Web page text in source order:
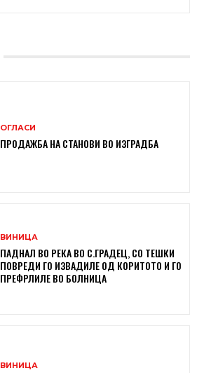
ОГЛАСИ
ПРОДАЖБА НА СТАНОВИ ВО ИЗГРАДБА
ВИНИЦА
ПАДНАЛ ВО РЕКА ВО С.ГРАДЕЦ, СО ТЕШКИ
ПОВРЕДИ ГО ИЗВАДИЛЕ ОД КОРИТОТО И ГО
ПРЕФРЛИЛЕ ВО БОЛНИЦА
ВИНИЦА